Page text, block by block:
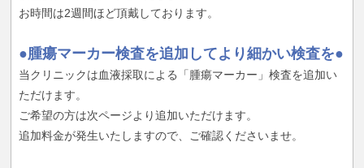
お時間は2週間ほど頂戴しております。
●腫瘍マーカー検査を追加してより細かい検査を●
当クリニックは血液採取による「腫瘍マーカー」検査を追加い
ただけます。
ご希望の方は次ページより追加いただけます。
追加料金が発生いたしますので、ご確認くださいませ。